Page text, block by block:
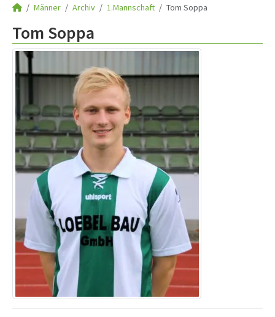
Männer Archiv 1.Mannschaft Tom Soppa
Tom Soppa